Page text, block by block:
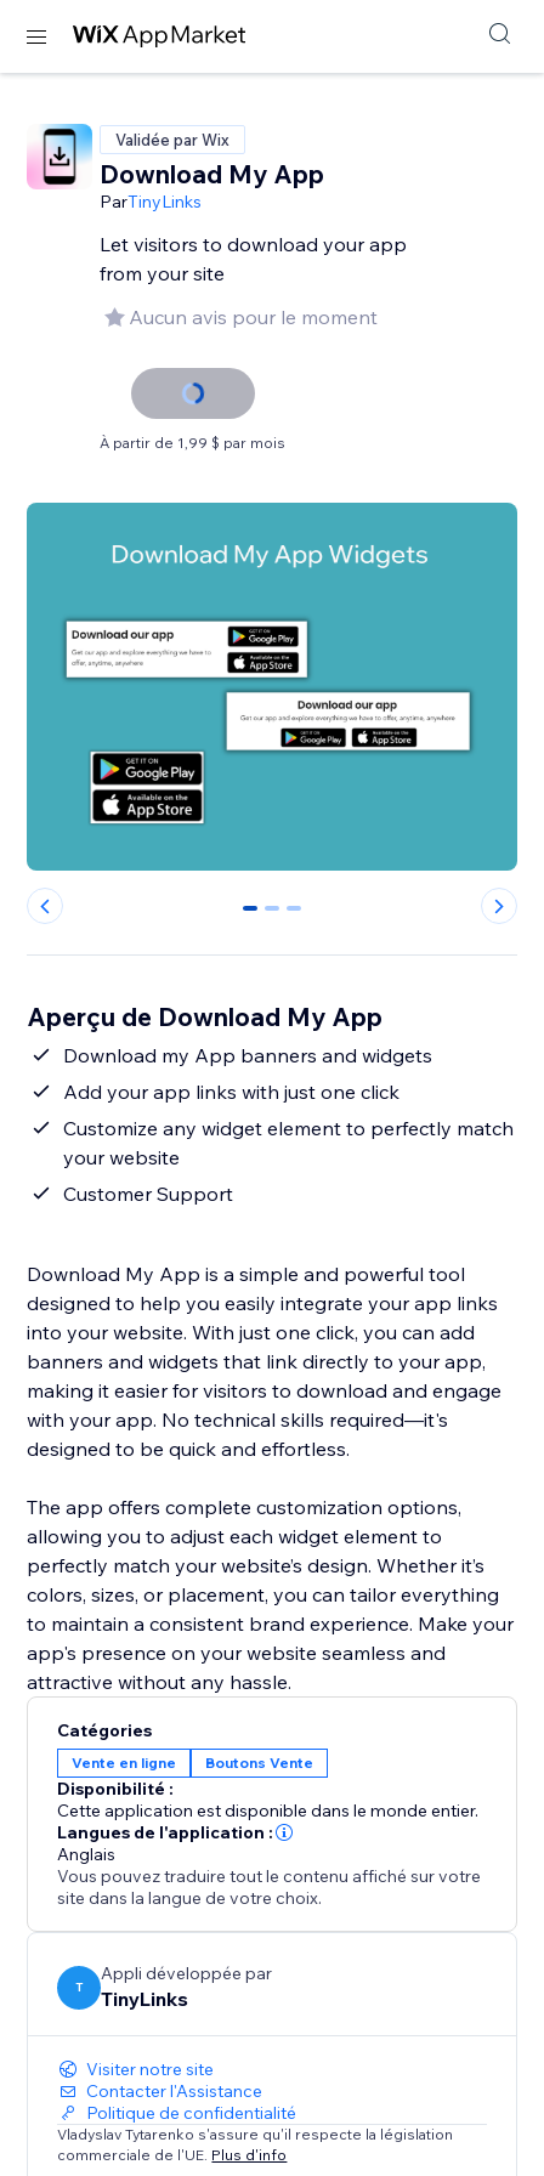
Validée par Wix
Download My App
ParTinyLinks
Let visitors to download your app
from your site
Aucun avis pour le moment
À partir de 1,99 $ par mois
0 1 2
Aperçu de Download My App
Download my App banners and widgets
Add your app links with just one click
Customize any widget element to perfectly match
your website
Customer Support
Download My App is a simple and powerful tool
designed to help you easily integrate your app links
into your website. With just one click, you can add
banners and widgets that link directly to your app,
making it easier for visitors to download and engage
with your app. No technical skills required—it's
designed to be quick and effortless.
The app offers complete customization options,
allowing you to adjust each widget element to
perfectly match your website’s design. Whether it’s
colors, sizes, or placement, you can tailor everything
to maintain a consistent brand experience. Make your
app's presence on your website seamless and
attractive without any hassle.
Catégories
Vente en ligne Boutons Vente
Disponibilité :
Cette application est disponible dans le monde entier.
Langues de l'application :
Anglais
Vous pouvez traduire tout le contenu affiché sur votre
site dans la langue de votre choix.
T
Appli développée par
TinyLinks
Visiter notre site
Contacter l'Assistance
Politique de confidentialité
Vladyslav Tytarenko s'assure qu'il respecte la législation
commerciale de l'UE. Plus d'info